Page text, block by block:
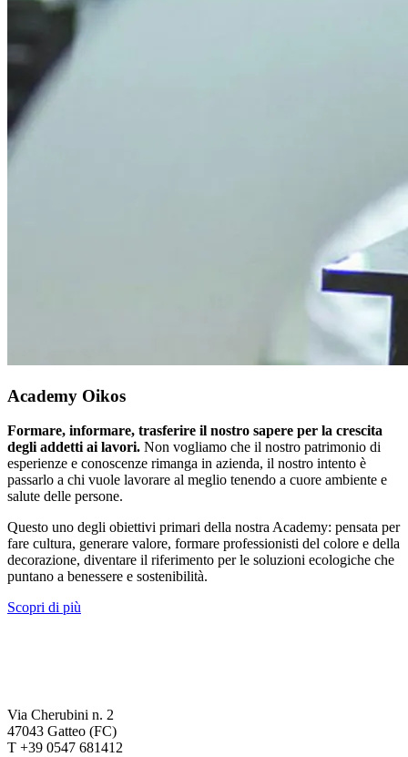
Academy Oikos
Formare, informare, trasferire il nostro sapere per la crescita
degli addetti ai lavori. Non vogliamo che il nostro patrimonio di
esperienze e conoscenze rimanga in azienda, il nostro intento è
passarlo a chi vuole lavorare al meglio tenendo a cuore ambiente e
salute delle persone.
Questo uno degli obiettivi primari della nostra Academy: pensata per
fare cultura, generare valore, formare professionisti del colore e della
decorazione, diventare il riferimento per le soluzioni ecologiche che
puntano a benessere e sostenibilità.
Scopri di più
Via Cherubini n. 2
47043 Gatteo (FC)
T +39 0547 681412